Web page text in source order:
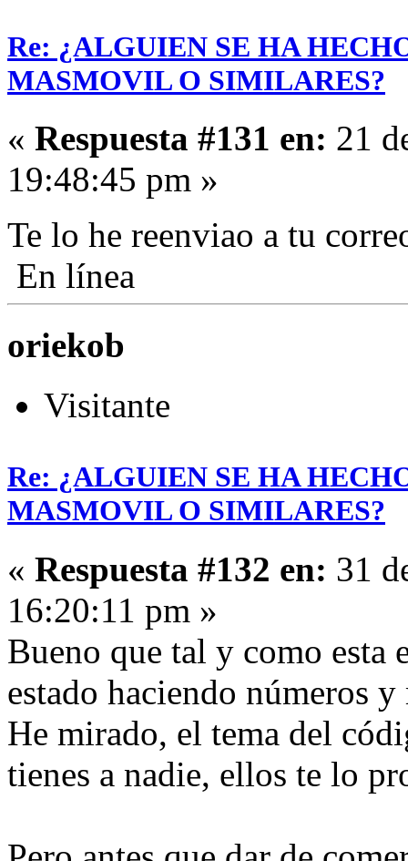
Re: ¿ALGUIEN SE HA
MASMOVIL O SIMILARES?
« Respuesta #131 en: 21
19:48:45 pm »
Te lo he reenviao a tu
En línea
oriekob
Visitante
Re: ¿ALGUIEN SE HA
MASMOVIL O SIMILARES?
« Respuesta #132 en: 31
16:20:11 pm »
Bueno que tal y como esta
estado haciendo números
He mirado, el tema del
tienes a nadie, ellos te lo